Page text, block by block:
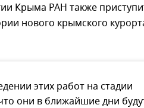
Крыма РАН также
нового крымского
этих работ на стадии
они в ближайшие дни